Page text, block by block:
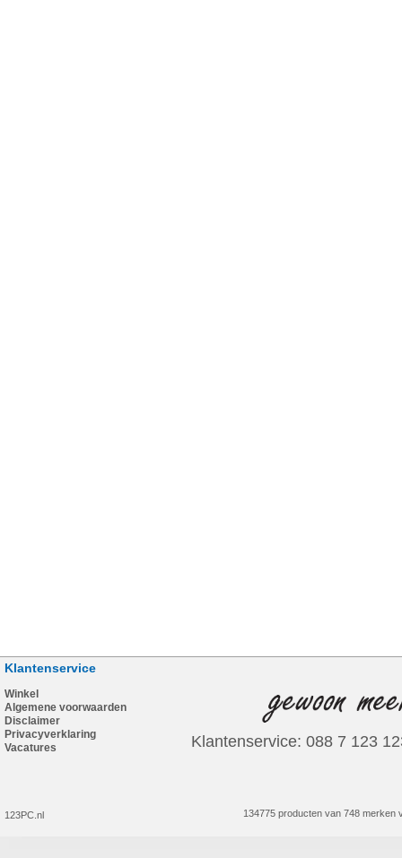
Klantenservice
Winkel
Algemene voorwaarden
Disclaimer
Privacyverklaring
Vacatures
123PC.nl
Klantenservice: 088 7 123
134775 producten van 748 merken